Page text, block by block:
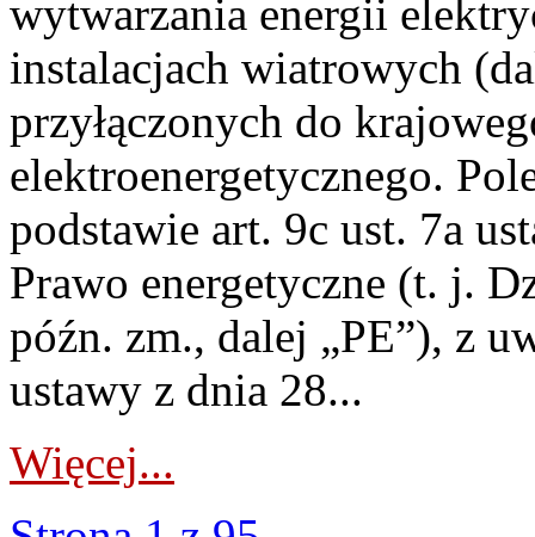
wytwarzania energii
instalacjach wiatrowych
przyłączonych do
elektroenergetycznego.
podstawie art. 9c ust. 7a
Prawo energetyczne (t. j.
późn. zm., dalej „PE”), z
ustawy z dnia 28...
Więcej...